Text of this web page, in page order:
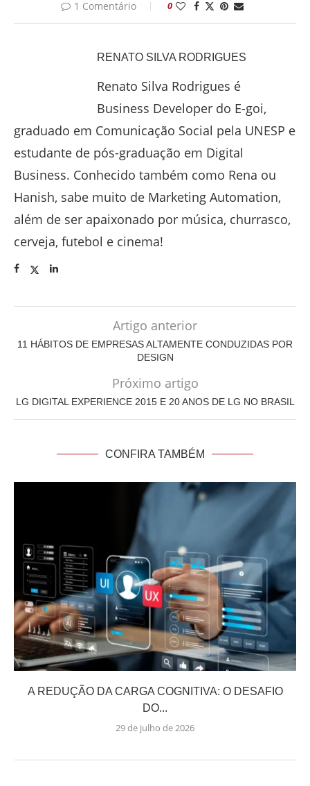
1 Comentário 0
RENATO SILVA RODRIGUES
Renato Silva Rodrigues é
Business Developer do E-goi,
graduado em Comunicação Social pela UNESP e
estudante de pós-graduação em Digital
Business. Conhecido também como Rena ou
Hanish, sabe muito de Marketing Automation,
além de ser apaixonado por música, churrasco,
cerveja, futebol e cinema!
Artigo anterior
11 HÁBITOS DE EMPRESAS ALTAMENTE CONDUZIDAS POR
DESIGN
Próximo artigo
LG DIGITAL EXPERIENCE 2015 E 20 ANOS DE LG NO BRASIL
CONFIRA TAMBÉM
A REDUÇÃO DA CARGA COGNITIVA: O DESAFIO
DO...
29 de julho de 2026